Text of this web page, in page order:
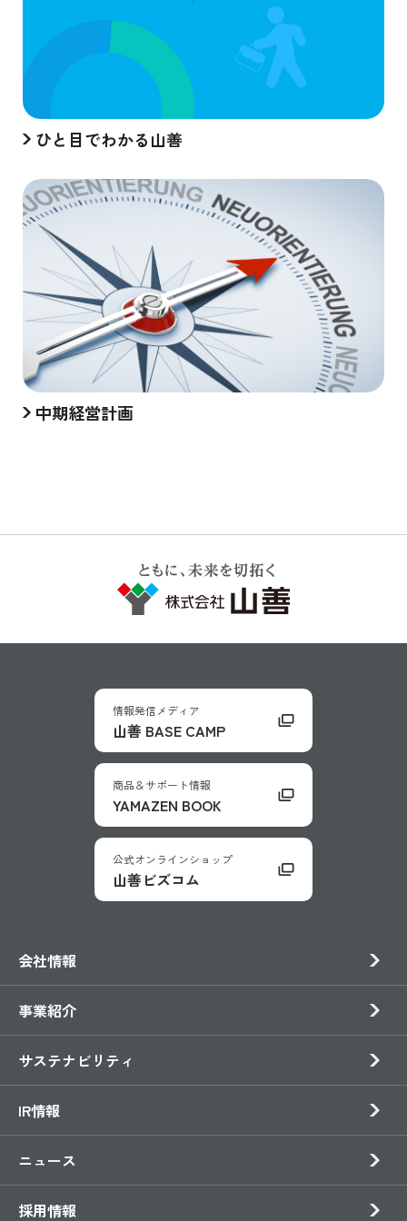
ひと目でわかる山善
中期経営計画
情報発信メディア
山善 BASE CAMP
商品＆サポート情報
YAMAZEN BOOK
公式オンラインショップ
山善ビズコム
会社情報
事業紹介
サステナビリティ
IR情報
ニュース
採用情報